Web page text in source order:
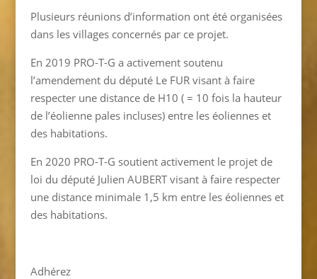
Plusieurs réunions d’information ont été organisées
dans les villages concernés par ce projet.
En 2019 PRO-T-G a activement soutenu
l’amendement du député Le FUR visant à faire
respecter une distance de H10 ( = 10 fois la hauteur
de l’éolienne pales incluses) entre les éoliennes et
des habitations.
En 2020 PRO-T-G soutient activement le projet de
loi du député Julien AUBERT visant à faire respecter
une distance minimale 1,5 km entre les éoliennes et
des habitations.
Adhérez